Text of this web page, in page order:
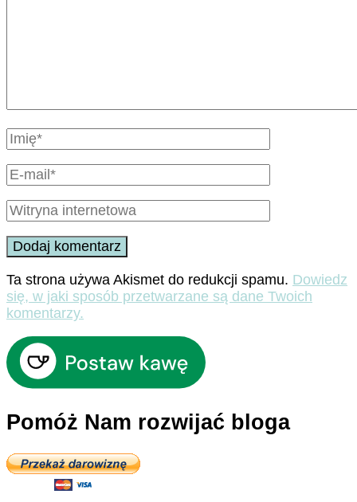
Ta strona używa Akismet do redukcji spamu. Dowiedz
się, w jaki sposób przetwarzane są dane Twoich
komentarzy.
Pomóż Nam rozwijać bloga